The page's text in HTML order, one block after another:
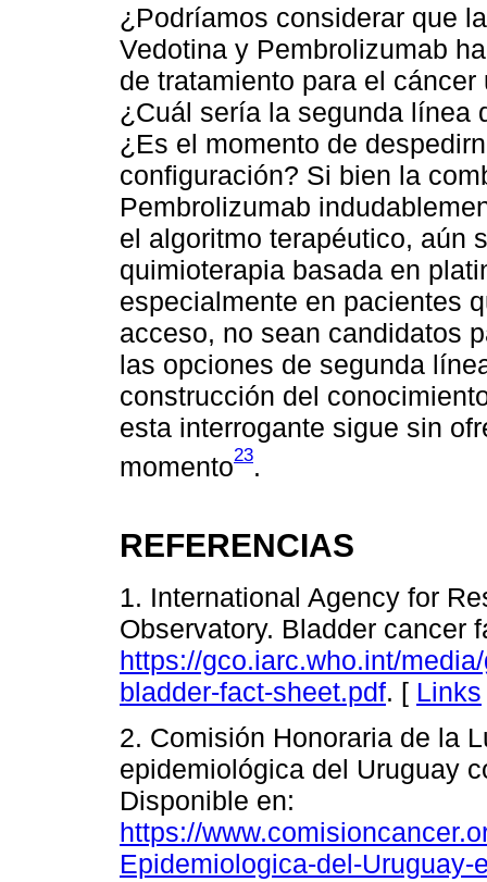
¿Podríamos considerar que
Vedotina y Pembrolizumab
de tratamiento para el
¿Cuál sería la segunda línea
¿Es el momento de
configuración? Si bien la
Pembrolizumab
el algoritmo terapéutico, aún
quimioterapia basada en
especialmente en pacientes
acceso, no sean candidatos
las opciones de segunda
construcción del
esta interrogante sigue sin
momento23.
REFERENCIAS
1. International Agency for
Observatory. Bladder cancer
https://gco.iarc.who.int/
bladder-fact-sheet.pdf. [ Links
2. Comisión Honoraria de la
epidemiológica del Uruguay
Disponible en:
https://
Epidemiologica-del-